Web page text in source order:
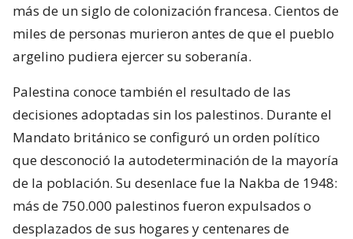
más de un siglo de colonización francesa. Cientos de
miles de personas murieron antes de que el pueblo
argelino pudiera ejercer su soberanía.
Palestina conoce también el resultado de las
decisiones adoptadas sin los palestinos. Durante el
Mandato británico se configuró un orden político
que desconoció la autodeterminación de la mayoría
de la población. Su desenlace fue la Nakba de 1948:
más de 750.000 palestinos fueron expulsados o
desplazados de sus hogares y centenares de